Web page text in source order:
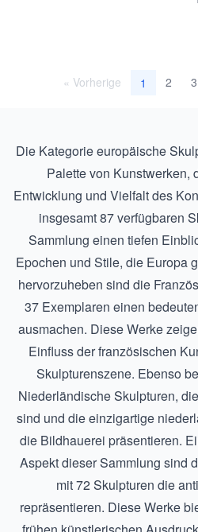
« Vorherige 1 2 3
Die Kategorie europäische
Palette von Kunstwerken,
Entwicklung und Vielfalt des
insgesamt 87 verfügbaren
Sammlung einen tiefen
Epochen und Stile, die Europa
hervorzuheben sind die
37 Exemplaren einen
ausmachen. Diese Werke
Einfluss der französischen
Skulpturenszene. Ebenso
Niederländische Skulpturen,
sind und die einzigartige
die Bildhauerei präsentieren.
Aspekt dieser Sammlung sind
mit 72 Skulpturen die
repräsentieren. Diese Werke